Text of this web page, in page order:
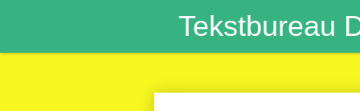
Tekstbureau